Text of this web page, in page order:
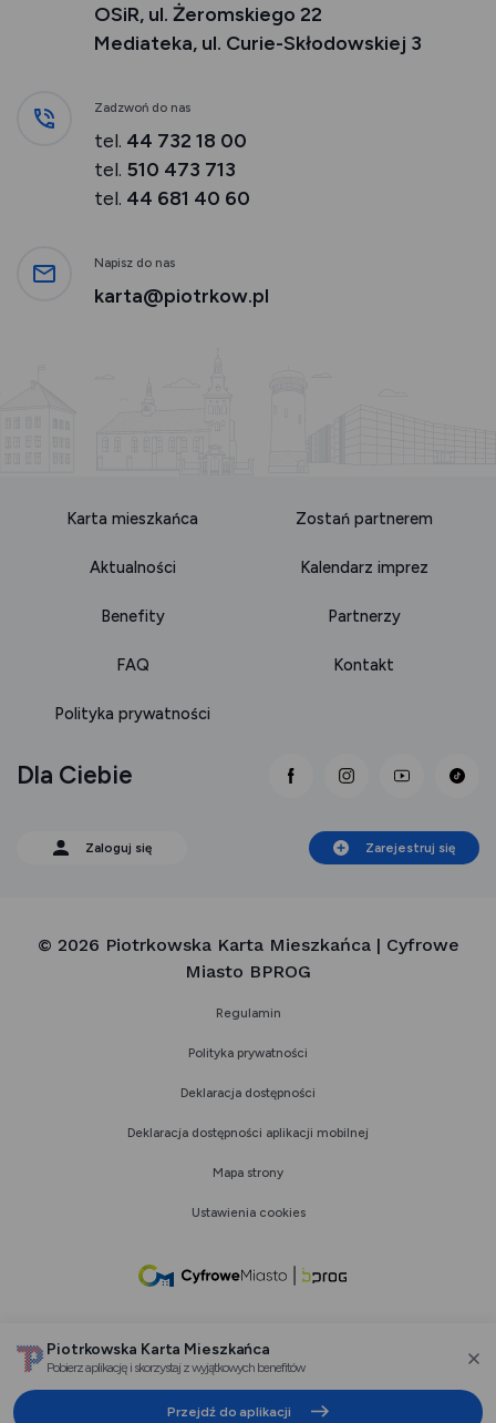
OSiR, ul. Żeromskiego 22
Mediateka, ul. Curie-Skłodowskiej 3
Zadzwoń do nas
tel. 44 732 18 00
tel. 510 473 713
tel. 44 681 40 60
Napisz do nas
karta@piotrkow.pl
Karta mieszkańca Zostań partnerem
Aktualności Kalendarz imprez
Benefity Partnerzy
FAQ Kontakt
Polityka prywatności
link otwiera się nowej
link otwiera się
link
Dla Ciebie
Zaloguj się Zarejestruj się
© 2026 Piotrkowska Karta Mieszkańca | Cyfrowe
Miasto BPROG
Regulamin
Polityka prywatności
Deklaracja dostępności
Deklaracja dostępności aplikacji mobilnej
Mapa strony
Ustawienia cookies
link
nowej
Piotrkowska Karta Mieszkańca
Pobierz aplikację i skorzystaj z wyjątkowych benefitów
Przejdź do aplikacji